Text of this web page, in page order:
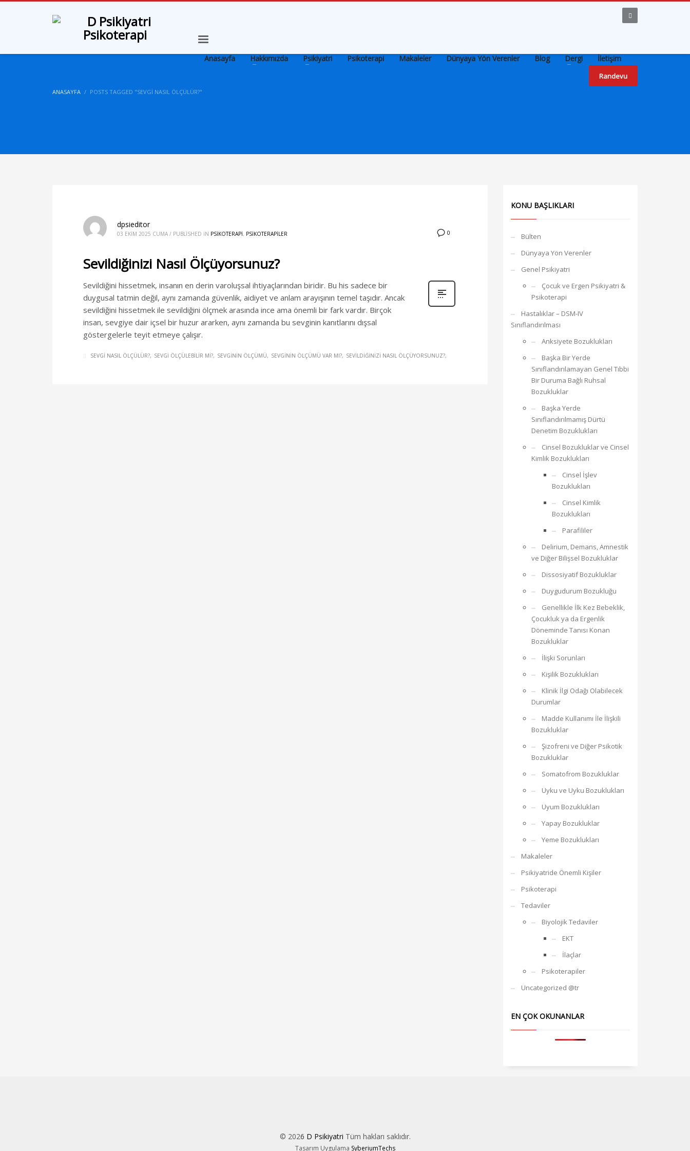
Anasayfa Hakkımızda Psikiyatri Psikoterapi Makaleler Dünyaya Yön Verenler Blog Dergi İletişim
Randevu
ANASAYFA POSTS TAGGED "SEVGI NASIL ÖLÇÜLÜR?"
0
dpsieditor
03 EKIM 2025 CUMA / PUBLISHED IN PSIKOTERAPI, PSIKOTERAPILER
Sevildiğinizi Nasıl Ölçüyorsunuz?
Sevildiğini hissetmek, insanın en derin varoluşsal ihtiyaçlarından biridir. Bu his sadece bir
duygusal tatmin değil, aynı zamanda güvenlik, aidiyet ve anlam arayışının temel taşıdır. Ancak
sevildiğini hissetmek ile sevildiğini ölçmek arasında ince ama önemli bir fark vardır. Birçok
insan, sevgiye dair içsel bir huzur ararken, aynı zamanda bu sevginin kanıtlarını dışsal
göstergelerle teyit etmeye çalışır.
SEVGI NASIL ÖLÇÜLÜR? SEVGI ÖLÇÜLEBILIR MI? SEVGININ ÖLÇÜMÜ SEVGININ ÖLÇÜMÜ VAR MI? SEVILDIĞINIZI NASIL ÖLÇÜYORSUNUZ?
KONU BAŞLIKLARI
Bülten
Dünyaya Yön Verenler
Genel Psikiyatri
Çocuk ve Ergen Psikiyatri &
Psikoterapi
Hastalıklar – DSM-IV
Sınıflandırılması
Anksiyete Bozuklukları
Başka Bir Yerde
Sınıflandırılamayan Genel Tıbbi
Bir Duruma Bağlı Ruhsal
Bozukluklar
Başka Yerde
Sınıflandırılmamış Dürtü
Denetim Bozuklukları
Cinsel Bozukluklar ve Cinsel
Kimlik Bozuklukları
Cinsel İşlev
Bozuklukları
Cinsel Kimlik
Bozuklukları
Parafililer
Delirium, Demans, Amnestik
ve Diğer Bilişsel Bozukluklar
Dissosiyatif Bozukluklar
Duygudurum Bozukluğu
Genellikle İlk Kez Bebeklik,
Çocukluk ya da Ergenlik
Döneminde Tanısı Konan
Bozukluklar
İlişki Sorunları
Kişilik Bozuklukları
Klinik İlgi Odağı Olabilecek
Durumlar
Madde Kullanımı İle İlişkili
Bozukluklar
Şizofreni ve Diğer Psikotik
Bozukluklar
Somatofrom Bozukluklar
Uyku ve Uyku Bozuklukları
Uyum Bozuklukları
Yapay Bozukluklar
Yeme Bozuklukları
Makaleler
Psikiyatride Önemli Kişiler
Psikoterapi
Tedaviler
Biyolojik Tedaviler
EKT
İlaçlar
Psikoterapiler
Uncategorized @tr
EN ÇOK OKUNANLAR
© 2026 D Psikiyatri Tüm hakları saklıdır.
Tasarım Uygulama SyberiumTechs